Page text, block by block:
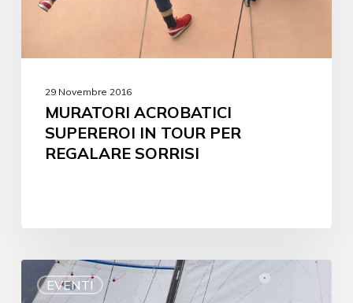
29 Novembre 2016
MURATORI ACROBATICI
SUPEREROI IN TOUR PER
REGALARE SORRISI
EVENTI